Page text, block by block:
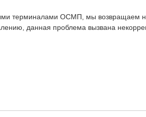
терминалами ОСМП, мы возвращаем
данная проблема вызвана